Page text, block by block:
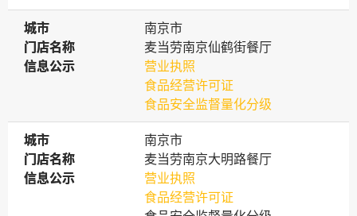
城市
城市
南京市
门店名称
门店名称
麦当劳南京仙鹤街餐厅
信息公示
信息公示
营业执照
食品经营许可证
食品安全监督量化分级
城市
城市
南京市
门店名称
门店名称
麦当劳南京大明路餐厅
信息公示
信息公示
营业执照
食品经营许可证